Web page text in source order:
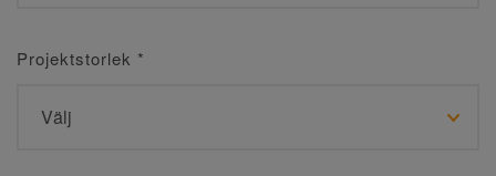
Projektstorlek *